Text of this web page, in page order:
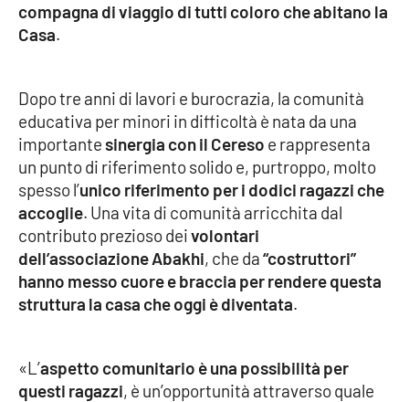
Venti di comunicazione
LaC TV
LaC Network
LaC OnAir
EDIZIONI
LOCALI
Crotone
compagna di viaggio di tutti coloro che abitano la
Casa.
Dopo tre anni di lavori e burocrazia, la comunità
educativa per minori in difficoltà è nata da una
importantesinergia con il Cereso e rappresenta
un punto di riferimento solido e, purtroppo, molto
spesso l’unico riferimento per i dodici ragazzi che
accoglie. Una vita di comunità arricchita dal
contributo prezioso deivolontari
dell’associazione Abakhi, che da“costruttori”
hanno messo cuore e braccia per rendere questa
struttura la casa che oggi è diventata.
«L’aspetto comunitario è una possibilità per
questi ragazzi, è un’opportunità attraverso quale